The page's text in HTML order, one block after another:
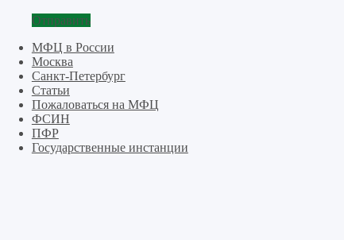
Отправить
МФЦ в России
Москва
Санкт-Петербург
Статьи
Пожаловаться на МФЦ
ФСИН
ПФР
Государственные инстанции